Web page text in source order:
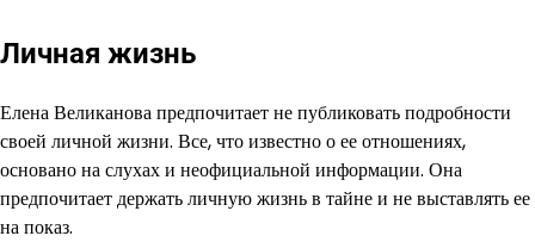
Личная жизнь
Елена Великанова предпочитает не публиковать подробности
своей личной жизни. Все, что известно о ее отношениях,
основано на слухах и неофициальной информации. Она
предпочитает держать личную жизнь в тайне и не выставлять ее
на показ.